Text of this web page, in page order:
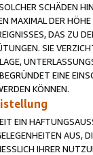
SCHÄDEN
MAXIMAL DER
DAS ZU
SIE
EINE
KÖNNEN.
EIN
AUS,
IHRER